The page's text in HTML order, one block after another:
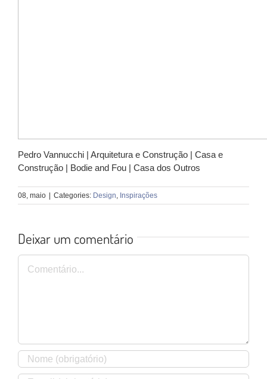
Pedro Vannucchi | Arquitetura e Construção | Casa e
Construção | Bodie and Fou | Casa dos Outros
08, maio Categories: Design, Inspirações
Deixar um comentário
Comentário